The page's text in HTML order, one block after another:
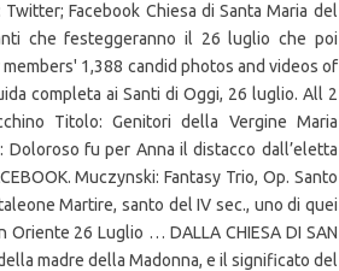
Facebook Chiesa di Santa Maria del
che festeggeranno il 26 luglio che poi
1,388 candid photos and videos of
completa ai Santi di Oggi, 26 luglio. All 2
Titolo: Genitori della Vergine Maria
Doloroso fu per Anna il distacco dall’eletta
Muczynski: Fantasy Trio, Op. Santo
Martire, santo del IV sec., uno di quei
26 Luglio … DALLA CHIESA DI SAN
madre della Madonna, e il significato del